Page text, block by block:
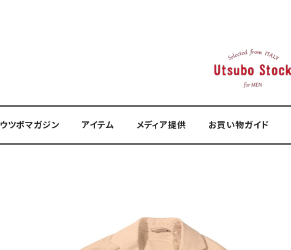
ウツボマガジン アイテム メディア提供 お買い物ガイド